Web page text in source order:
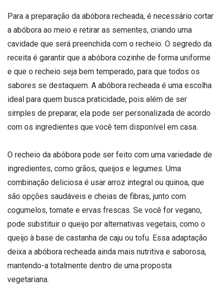
Para a preparação da abóbora recheada, é necessário cortar
a abóbora ao meio e retirar as sementes, criando uma
cavidade que será preenchida com o recheio. O segredo da
receita é garantir que a abóbora cozinhe de forma uniforme
e que o recheio seja bem temperado, para que todos os
sabores se destaquem. A abóbora recheada é uma escolha
ideal para quem busca praticidade, pois além de ser
simples de preparar, ela pode ser personalizada de acordo
com os ingredientes que você tem disponível em casa.
O recheio da abóbora pode ser feito com uma variedade de
ingredientes, como grãos, queijos e legumes. Uma
combinação deliciosa é usar arroz integral ou quinoa, que
são opções saudáveis e cheias de fibras, junto com
cogumelos, tomate e ervas frescas. Se você for vegano,
pode substituir o queijo por alternativas vegetais, como o
queijo à base de castanha de caju ou tofu. Essa adaptação
deixa a abóbora recheada ainda mais nutritiva e saborosa,
mantendo-a totalmente dentro de uma proposta
vegetariana.